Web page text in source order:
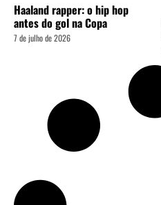
Haaland rapper: o hip hop
antes do gol na Copa
7 de julho de 2026